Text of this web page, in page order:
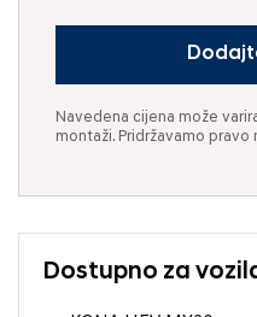
Navedena cijena može
montaži. Pridržavamo
Dostupno za